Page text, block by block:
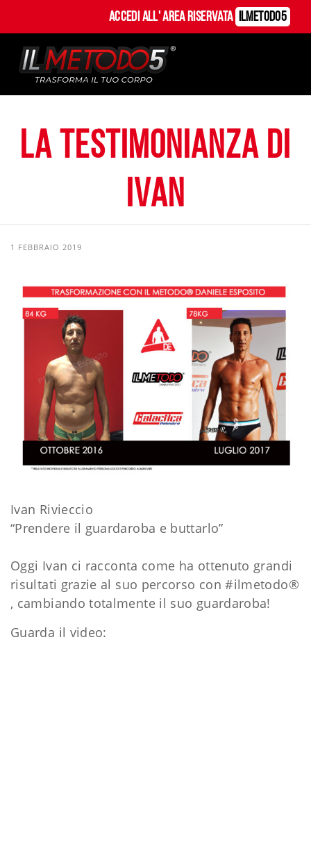
Accedi all' Area Riservata ILMetodo5
La Testimonianza di
Ivan
1 FEBBRAIO 2019
Ivan Rivieccio
“Prendere il guardaroba e buttarlo”
Oggi Ivan ci racconta come ha ottenuto grandi
risultati grazie al suo percorso con#ilmetodo®
, cambiando totalmente il suo guardaroba!
Guarda il video: